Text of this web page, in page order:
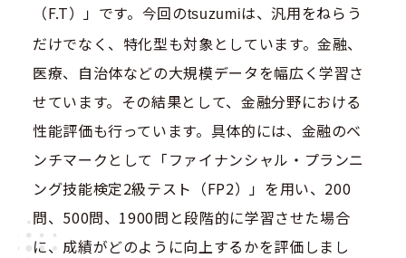
（F.T）」です。今回のtsuzumiは、汎用をねらう
だけでなく、特化型も対象としています。金融、
医療、自治体などの大規模データを幅広く学習さ
せています。その結果として、金融分野における
性能評価も行っています。具体的には、金融のベ
ンチマークとして「ファイナンシャル・プランニ
ング技能検定2級テスト（FP2）」を用い、200
問、500問、1900問と段階的に学習させた場合
に、成績がどのように向上するかを評価しまし